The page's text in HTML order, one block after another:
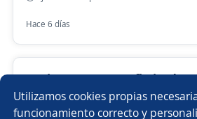
Utilizamos cookies propias
funcionamiento correcto y
Anterior
Hace 6 días
Cocinero/a para Sofisticado
Patisserie